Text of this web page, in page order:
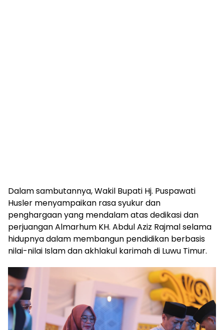
Dalam sambutannya, Wakil Bupati Hj. Puspawati
Husler menyampaikan rasa syukur dan
penghargaan yang mendalam atas dedikasi dan
perjuangan Almarhum KH. Abdul Aziz Rajmal selama
hidupnya dalam membangun pendidikan berbasis
nilai-nilai Islam dan akhlakul karimah di Luwu Timur.